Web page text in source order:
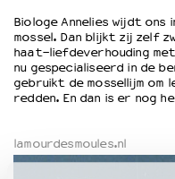
OVER LANTARENVENSTER
Wat we doen
Werken bij
Wie is wie
Historie
Partners
Biologe Annelies wijdt ons
mossel. Dan blijkt zij zelf
haat-liefdeverhouding
nu gespecialiseerd in de
gebruikt de mossellijm om
redden. En dan is er nog
lamourdesmoules.nl